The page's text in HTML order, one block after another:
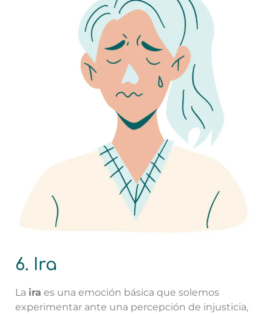
6. Ira
La ira es una emoción básica que solemos
experimentar ante una percepción de injusticia,